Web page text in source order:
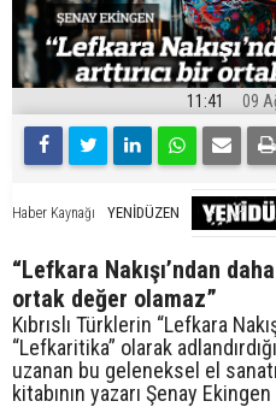
11:41 09
Haber Kaynağı YENİDÜZEN
“Lefkara Nakışı’ndan
ortak değer olamaz”
Kıbrıslı Türklerin “Lefkara
“Lefkaritika” olarak
uzanan bu geleneksel el
kitabının yazarı Şenay